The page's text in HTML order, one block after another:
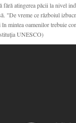
fără atingerea păcii la nivel
"De vreme ce războiul
mintea oamenilor trebuie
UNESCO)